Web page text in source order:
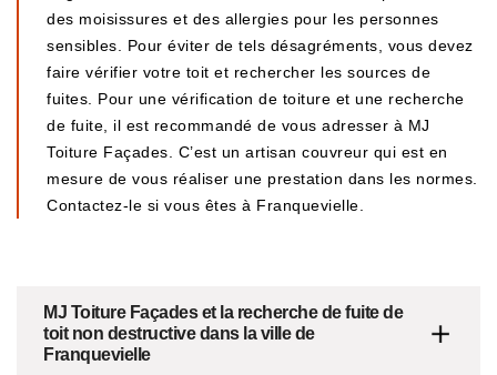
des moisissures et des allergies pour les personnes
sensibles. Pour éviter de tels désagréments, vous devez
faire vérifier votre toit et rechercher les sources de
fuites. Pour une vérification de toiture et une recherche
de fuite, il est recommandé de vous adresser à MJ
Toiture Façades. C’est un artisan couvreur qui est en
mesure de vous réaliser une prestation dans les normes.
Contactez-le si vous êtes à Franquevielle.
MJ Toiture Façades et la recherche de fuite de
toit non destructive dans la ville de
Franquevielle